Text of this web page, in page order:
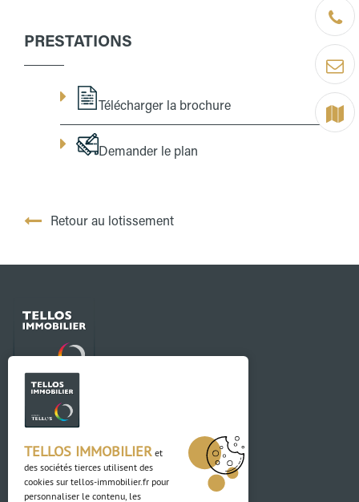
Être
Contact
Terrain
PRESTATIONS
Télécharger la brochure
Demander le plan
Retour au lotissement
Contact
03 88 04 84 84
Adresse
TELLOS IMMOBILIER et
des sociétés tierces utilisent des
cookies sur tellos-immobilier.fr pour
personnaliser le contenu, les